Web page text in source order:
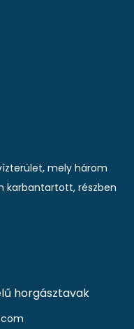
mely három
karbantartott, részben
horgásztavak